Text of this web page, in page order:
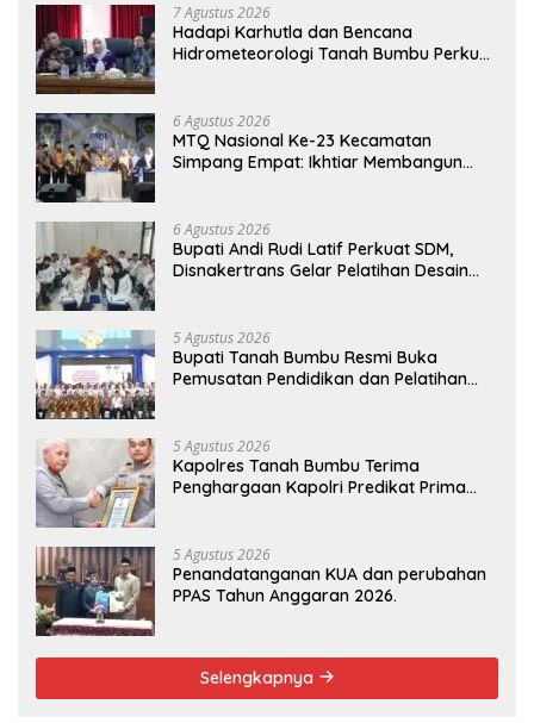
7 Agustus 2026
Hadapi Karhutla dan Bencana
Hidrometeorologi Tanah Bumbu Perkuat
6 Agustus 2026
MTQ Nasional Ke-23 Kecamatan
Simpang Empat: Ikhtiar Membangun
6 Agustus 2026
Bupati Andi Rudi Latif Perkuat SDM,
Disnakertrans Gelar Pelatihan Desain
5 Agustus 2026
Bupati Tanah Bumbu Resmi Buka
Pemusatan Pendidikan dan Pelatihan
5 Agustus 2026
Kapolres Tanah Bumbu Terima
Penghargaan Kapolri Predikat Prima
5 Agustus 2026
Penandatanganan KUA dan perubahan
PPAS Tahun Anggaran 2026.
Selengkapnya